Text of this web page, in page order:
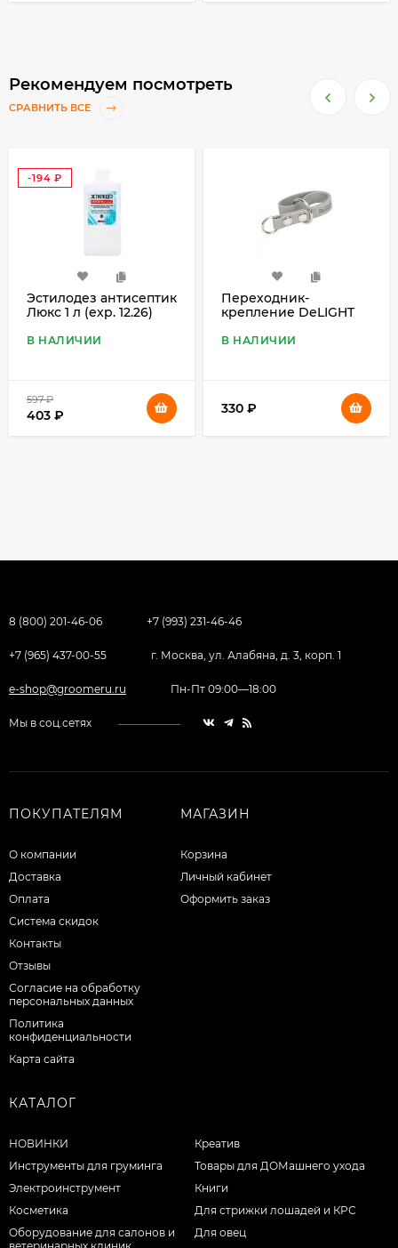
Рекомендуем посмотреть
СРАВНИТЬ ВСЕ
-194 ₽
Эстилодез антисептик
Люкс 1 л (exp. 12.26)
В НАЛИЧИИ
597₽
403 ₽
Переходник-
крепление DeLIGHT
груминга, серый
В НАЛИЧИИ
330 ₽
8 (800) 201-46-06 +7 (993) 231-46-46
+7 (965) 437-00-55 г. Москва, ул. Алабяна, д. 3, корп. 1
e-shop@groomeru.ru Пн-Пт 09:00—18:00
Мы в соц.сетях
ПОКУПАТЕЛЯМ
О компании
Доставка
Оплата
Система скидок
Контакты
Отзывы
Согласие на обработку
персональных данных
Политика
конфиденциальности
Карта сайта
МАГАЗИН
Корзина
Личный кабинет
Оформить заказ
КАТАЛОГ
НОВИНКИ
Инструменты для груминга
Электроинструмент
Косметика
Оборудование для салонов и
Креатив
Товары для ДОМашнего ухода
Книги
Для стрижки лошадей и КРС
Для овец